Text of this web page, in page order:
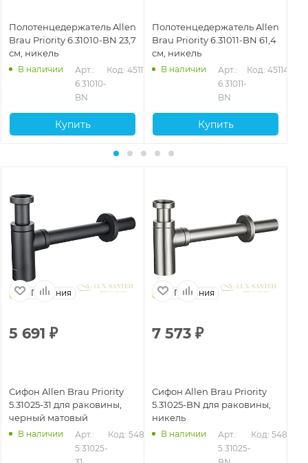
Полотенцедержатель Allen
Brau Priority 6.31010-BN 23,7
см, никель
В наличии
Арт.:
6.31010-
BN
Код: 45111
Купить
Полотенцедержатель Allen
Brau Priority 6.31011-BN 61,4
см, никель
В наличии
Арт.:
6.31011-
BN
Код: 45114
Купить
Германия
5 691 ₽
Сифон Allen Brau Priority
5.31025-31 для раковины,
черный матовый
В наличии
Арт.:
5.31025-
Код: 54876
Германия
7 573 ₽
Сифон Allen Brau Priority
5.31025-BN для раковины,
никель
В наличии
Арт.:
5.31025-
Код: 54877